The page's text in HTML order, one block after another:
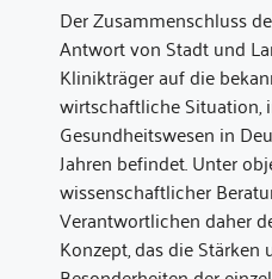
Der Zusammenschluss
Antwort von Stadt und
Klinikträger auf die
wirtschaftliche Situation,
Gesundheitswesen in
Jahren befindet. Unter
wissenschaftlicher
Verantwortlichen daher
Konzept, das die